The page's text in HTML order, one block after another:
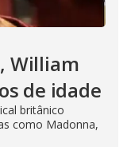
William
de idade
britânico
como Madonna,